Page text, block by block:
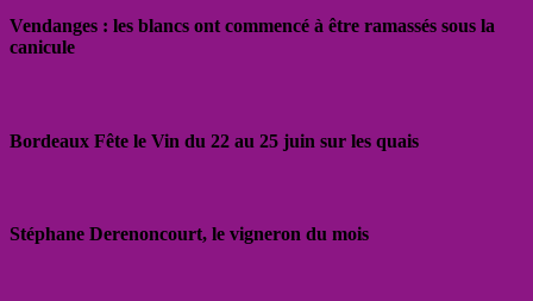
Vendanges : les blancs ont commencé à être ramassés sous la
canicule
Bordeaux Fête le Vin du 22 au 25 juin sur les quais
Stéphane Derenoncourt, le vigneron du mois